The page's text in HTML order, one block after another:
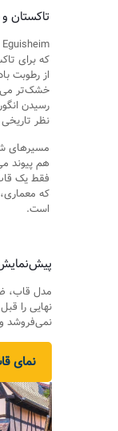
تاکستان
که برای
از رطوبت
خشک‌تر
رسیدن
نظر
مسیرهای
هم پیوند
فقط یک
که
است.
مدل قاب،
نهایی را
نمی‌فروشد
نمای